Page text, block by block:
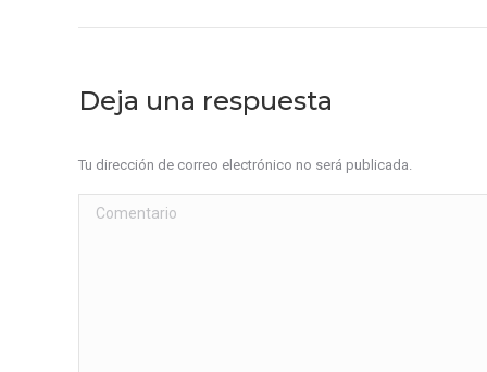
Deja una respuesta
Tu dirección de correo electrónico no será publicada.
Comentario